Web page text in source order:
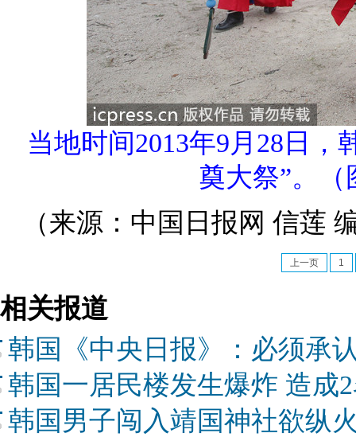
当地时间2013年9月28日
奠大祭”。
（来源：中国日报网 信莲
上一页 1
相关报道
韩国《中央日报》：必须承
韩国一居民楼发生爆炸 造成
韩国男子闯入靖国神社欲纵